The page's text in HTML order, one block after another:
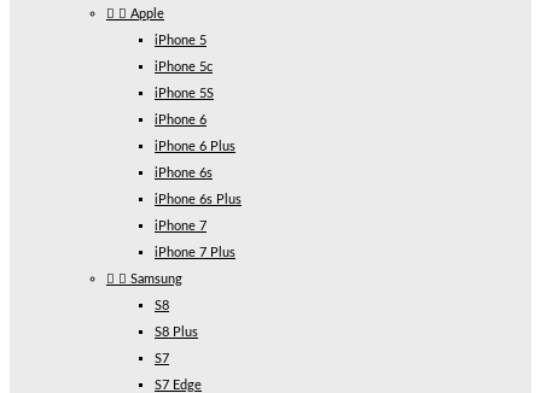
  Apple
iPhone 5
iPhone 5c
iPhone 5S
iPhone 6
iPhone 6 Plus
iPhone 6s
iPhone 6s Plus
iPhone 7
iPhone 7 Plus
  Samsung
S8
S8 Plus
S7
S7 Edge